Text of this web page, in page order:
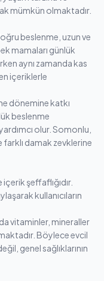
mümkün olmaktadır.
beslenme, uzun ve
mamaları günlük
aynı zamanda kas
içeriklerle
dönemine katkı
beslenme
olur. Somonlu,
damak zevklerine
şeffaflığıdır.
kullanıcıların
vitaminler, mineraller
Böylece evcil
genel sağlıklarının